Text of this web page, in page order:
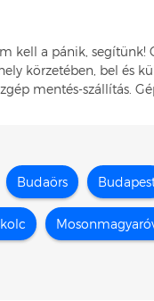
kell a pánik, segítünk!
körzetében, bel és
mentés-szállítás.
Budaörs